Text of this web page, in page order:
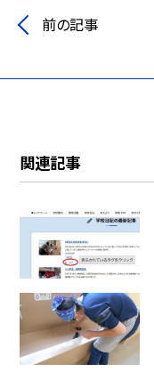
前の記事
関連記事